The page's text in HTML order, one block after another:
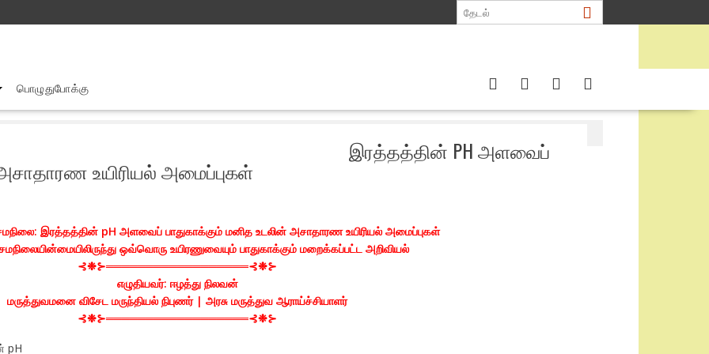
பொழுதுபோக்கு
இரத்தத்தின் PH அளவைப்
உயிரியல் அமைப்புகள்
இரத்தத்தின் pH அளவைப் பாதுகாக்கும் மனித உடலின் அசாதாரண உயிரியல் அமைப்புகள்
ஒவ்வொரு உயிரணுவையும் பாதுகாக்கும் மறைக்கப்பட்ட அறிவியல்
⊰❉⊱══════════════════⊰❉⊱
எழுதியவர்: ஈழத்து நிலவன்
மருத்துவமனை விசேட மருந்தியல் நிபுணர் | அரசு மருத்துவ ஆராய்ச்சியாளர்
⊰❉⊱══════════════════⊰❉⊱
pH